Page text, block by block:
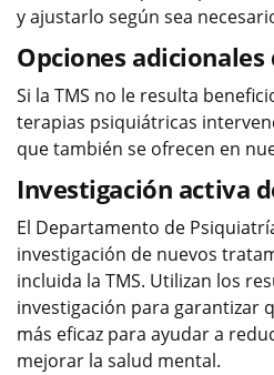
y ajustarlo según sea
Opciones
Si la TMS no le resulta
terapias psiquiátricas
que también se ofrecen en
Investigación activa
El Departamento de
investigación de nuevos
incluida la TMS. Utilizan los
investigación para garantizar
más eficaz para ayudar a
mejorar la salud mental.